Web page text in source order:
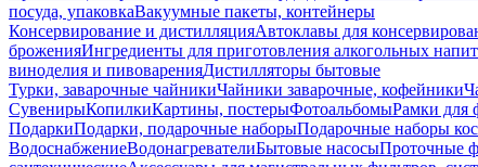
посуда, упаковкаВакуумные пакеты, контейнеры
Консервирование и дистилляцияАвтоклавы для
броженияИнгредиенты для приготовления алкогольных
виноделия и пивоваренияДистилляторы бытовые
Турки, заварочные чайникиЧайники заварочные, кофейники
СувенирыКопилкиКартины, постерыФотоальбомыРамки для
ПодаркиПодарки, подарочные наборыПодарочные наборы
ВодоснабжениеВодонагревателиБытовые насосыПроточные